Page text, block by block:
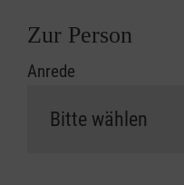
Zur Person
Anrede